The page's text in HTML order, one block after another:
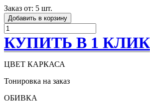
Заказ от: 5 шт.
Добавить в корзину
КУПИТЬ В 1 КЛИК
ЦВЕТ КАРКАСА
Тонировка на заказ
ОБИВКА